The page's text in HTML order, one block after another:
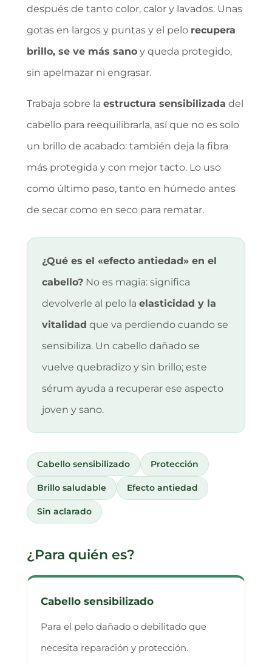
después de tanto color, calor y lavados. Unas
gotas en largos y puntas y el pelo recupera
brillo, se ve más sano y queda protegido,
sin apelmazar ni engrasar.
Trabaja sobre la estructura sensibilizada del
cabello para reequilibrarla, así que no es solo
un brillo de acabado: también deja la fibra
más protegida y con mejor tacto. Lo uso
como último paso, tanto en húmedo antes
de secar como en seco para rematar.
¿Qué es el «efecto antiedad» en el
cabello? No es magia: significa
devolverle al pelo la elasticidad y la
vitalidad que va perdiendo cuando se
sensibiliza. Un cabello dañado se
vuelve quebradizo y sin brillo; este
sérum ayuda a recuperar ese aspecto
joven y sano.
Cabello sensibilizado Protección
Brillo saludable Efecto antiedad
Sin aclarado
¿Para quién es?
Cabello sensibilizado
Para el pelo dañado o debilitado que
necesita reparación y protección.